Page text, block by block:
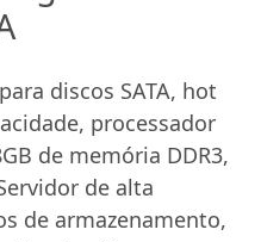
discos SATA, hot
processador
de memória DDR3,
de alta
de armazenamento,